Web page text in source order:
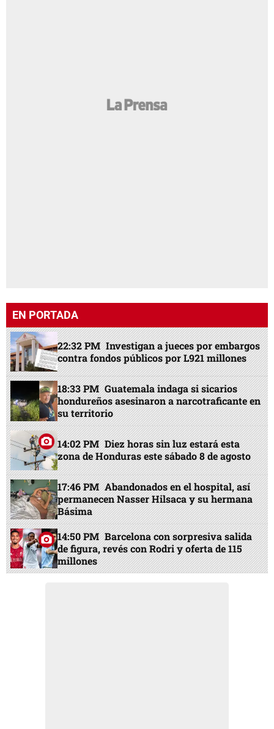
EN PORTADA
22:32 PM Investigan a jueces por embargos
contra fondos públicos por L921 millones
18:33 PM Guatemala indaga si sicarios
hondureños asesinaron a narcotraficante en
su territorio
14:02 PM Diez horas sin luz estará esta
zona de Honduras este sábado 8 de agosto
17:46 PM Abandonados en el hospital, así
permanecen Nasser Hilsaca y su hermana
Básima
14:50 PM Barcelona con sorpresiva salida
de figura, revés con Rodri y oferta de 115
millones